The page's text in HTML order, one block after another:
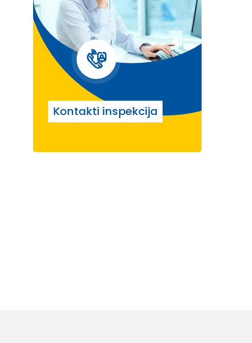
Kontakti inspekcija